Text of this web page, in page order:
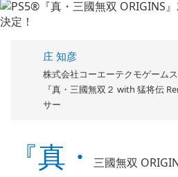
庄 知彦
株式会社コーエーテクモゲーム
『真・三國無双２ with 猛将伝
サー
『真・
三國無双